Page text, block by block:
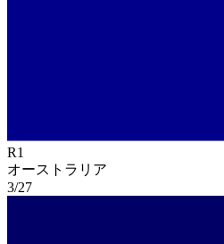
R1
オーストラリア
3/27